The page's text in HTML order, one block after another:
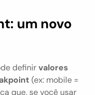
um novo
definir valores
(ex: mobile =